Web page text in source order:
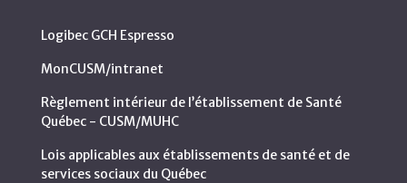
Logibec GCH Espresso
MonCUSM/intranet
Règlement intérieur de l’établissement de Santé
Québec - CUSM/MUHC
Lois applicables aux établissements de santé et de
services sociaux du Québec